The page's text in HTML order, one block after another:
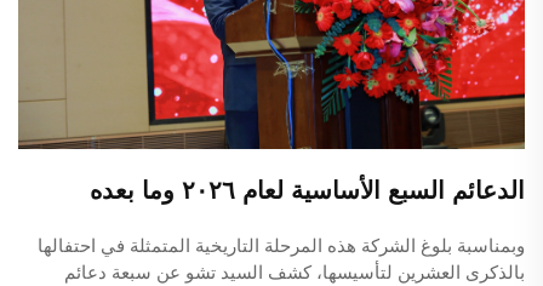
الدعائم السبع الأساسية لعام ٢٠٢٦ وما بعده
وبمناسبة بلوغ الشركة هذه المرحلة التاريخية المتمثلة في احتفالها
بالذكرى العشرين لتأسيسها، كشف السيد تشو عن سبعة دعائم